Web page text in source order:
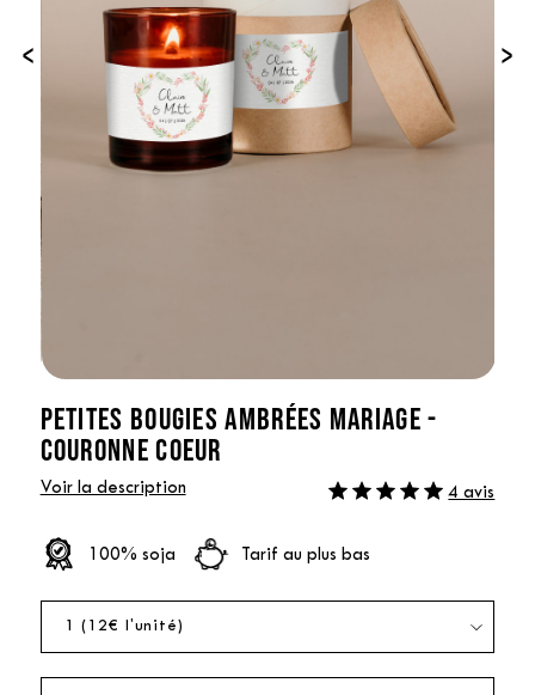
‹ ›
PETITES BOUGIES AMBRÉES MARIAGE -
COURONNE COEUR
Voir la description 4 avis
100% soja Tarif au plus bas